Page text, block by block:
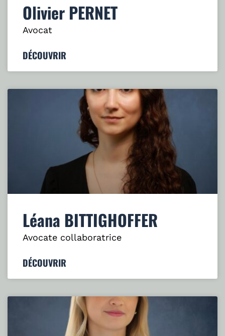
Olivier PERNET
Avocat
DÉCOUVRIR
Léana BITTIGHOFFER
Avocate collaboratrice
DÉCOUVRIR